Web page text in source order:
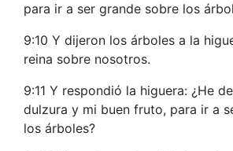
para ir a ser grande sobre los
9:10 Y dijeron los árboles a la
reina sobre nosotros.
9:11 Y respondió la higuera: ¿He
dulzura y mi buen fruto, para ir a
los árboles?